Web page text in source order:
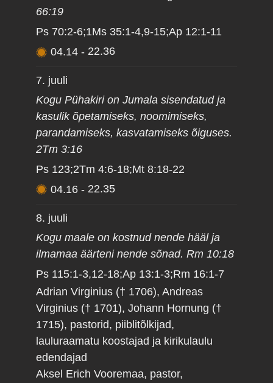
66:19
Ps 70:2-6;1Ms 35:1-4,9-15;Ap 12:1-11
04.14 - 22.36
7. juuli
Kogu Pühakiri on Jumala sisendatud ja
kasulik õpetamiseks, noomimiseks,
parandamiseks, kasvatamiseks õiguses.
2Tm 3:16
Ps 123;2Tm 4:6-18;Mt 8:18-22
04.16 - 22.35
8. juuli
Kogu maale on kostnud nende hääl ja
ilmamaa äärteni nende sõnad. Rm 10:18
Ps 115:1-3,12-18;Ap 13:1-3;Rm 16:1-7
Adrian Virginius († 1706), Andreas
Virginius († 1701), Johann Hornung (†
1715), pastorid, piiblitõlkijad,
lauluraamatu koostajad ja kirikulaulu
edendajad
Aksel Erich Vooremaa, pastor,